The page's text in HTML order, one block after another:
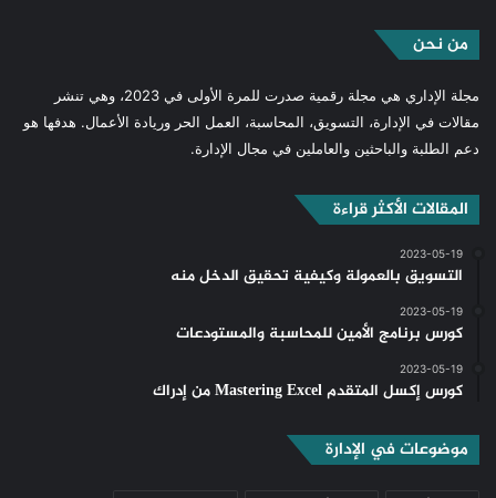
من نحن
مجلة الإداري هي مجلة رقمية صدرت للمرة الأولى في 2023، وهي تنشر
مقالات في الإدارة، التسويق، المحاسبة، العمل الحر وريادة الأعمال. هدفها هو
دعم الطلبة والباحثين والعاملين في مجال الإدارة.
المقالات الأكثر قراءة
2023-05-19
التسويق بالعمولة وكيفية تحقيق الدخل منه
2023-05-19
كورس برنامج الأمين للمحاسبة والمستودعات
2023-05-19
كورس إكسل المتقدم Mastering Excel من إدراك
موضوعات في الإدارة